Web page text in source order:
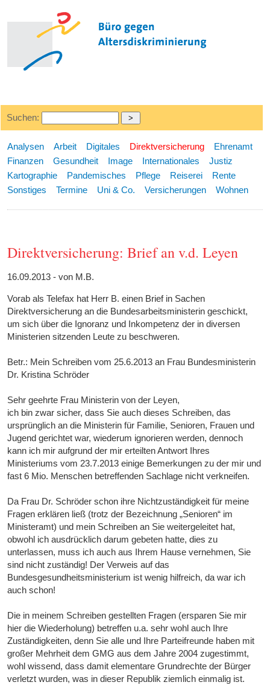
Suchen:
Analysen Arbeit Digitales Direktversicherung
Ehrenamt
Finanzen
Gesundheit Image Internationales
Justiz
Kartographie
Pandemisches Pflege Reiserei
Rente
Sonstiges
Termine Uni & Co. Versicherungen Wohnen
Direktversicherung: Brief an v.d. Leyen
16.09.2013 - von M.B.
Vorab als Telefax hat Herr B. einen Brief in Sachen
Direktversicherung an die Bundesarbeitsministerin geschickt,
um sich über die Ignoranz und Inkompetenz der in diversen
Ministerien sitzenden Leute zu beschweren.
Betr.: Mein Schreiben vom 25.6.2013 an Frau Bundesministerin
Dr. Kristina Schröder
Sehr geehrte Frau Ministerin von der Leyen,
ich bin zwar sicher, dass Sie auch dieses Schreiben, das
ursprünglich an die Ministerin für Familie, Senioren, Frauen und
Jugend gerichtet war, wiederum ignorieren werden, dennoch
kann ich mir aufgrund der mir erteilten Antwort Ihres
Ministeriums vom 23.7.2013 einige Bemerkungen zu der mir und
fast 6 Mio. Menschen betreffenden Sachlage nicht verkneifen.
Da Frau Dr. Schröder schon ihre Nichtzuständigkeit für meine
Fragen erklären ließ (trotz der Bezeichnung „Senioren“ im
Ministeramt) und mein Schreiben an Sie weitergeleitet hat,
obwohl ich ausdrücklich darum gebeten hatte, dies zu
unterlassen, muss ich auch aus Ihrem Hause vernehmen, Sie
sind nicht zuständig! Der Verweis auf das
Bundesgesundheitsministerium ist wenig hilfreich, da war ich
auch schon!
Die in meinem Schreiben gestellten Fragen (ersparen Sie mir
hier die Wiederholung) betreffen u.a. sehr wohl auch Ihre
Zuständigkeiten, denn Sie alle und Ihre Parteifreunde haben mit
großer Mehrheit dem GMG aus dem Jahre 2004 zugestimmt,
wohl wissend, dass damit elementare Grundrechte der Bürger
verletzt wurden, was in dieser Republik ziemlich einmalig ist.